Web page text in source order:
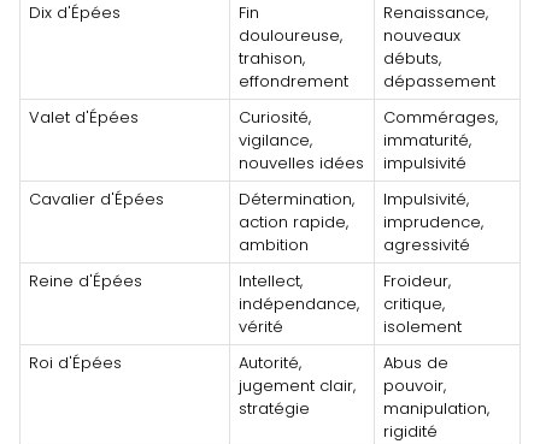
Dix d'Épées
Fin
douloureuse,
trahison,
effondrement
Renaissance,
nouveaux
débuts,
dépassement
Valet d'Épées
Curiosité,
vigilance,
nouvelles idées
Commérages,
immaturité,
impulsivité
Cavalier d'Épées
Détermination,
action rapide,
ambition
Impulsivité,
imprudence,
agressivité
Reine d'Épées
Intellect,
indépendance,
vérité
Froideur,
critique,
isolement
Roi d'Épées
Autorité,
jugement clair,
stratégie
Abus de
pouvoir,
manipulation,
rigidité